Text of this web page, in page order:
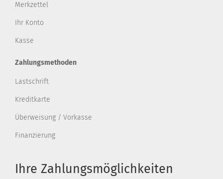
Merkzettel
Ihr Konto
Kasse
Zahlungsmethoden
Lastschrift
Kreditkarte
Überweisung / Vorkasse
Finanzierung
Ihre Zahlungsmöglichkeiten